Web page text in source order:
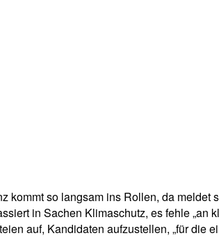
kommt so langsam ins Rollen, da meldet
in Sachen Klimaschutz, es fehle
auf, Kandidaten aufzustellen, „für